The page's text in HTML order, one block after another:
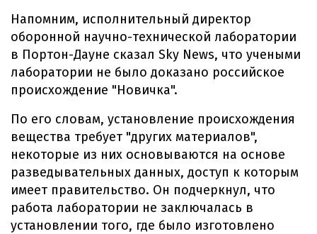
Напомним, исполнительный директор
оборонной научно-технической лаборатории
в Портон-Дауне сказал Sky News, что учеными
лаборатории не было доказано российское
происхождение "Новичка".
По его словам, установление происхождения
вещества требует "других материалов",
некоторые из них основываются на основе
разведывательных данных, доступ к которым
имеет правительство. Он подчеркнул, что
работа лаборатории не заключалась в
установлении того, где было изготовлено